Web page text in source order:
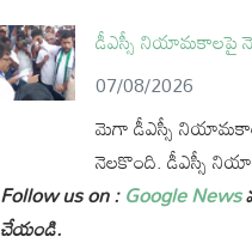
డీఎస్సీ నియామకాలపై
07/08/2026
మెగా డీఎస్సీ నియామకాల
నెలకొంది. డీఎస్సీ
Follow us on :Google News
చేయండి.